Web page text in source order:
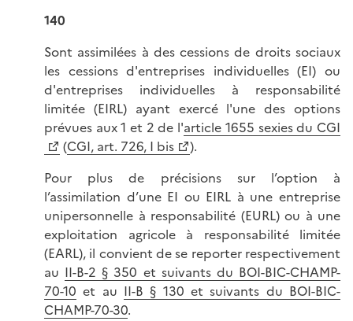
140
Sont assimilées à des cessions de droits sociaux
les cessions d'entreprises individuelles (EI) ou
d'entreprises individuelles à responsabilité
limitée (EIRL) ayant exercé l'une des options
prévues aux 1 et 2 de l'article 1655 sexies du CGI
(CGI, art. 726, I bis
).
Pour plus de précisions sur l’option à
l’assimilation d’une EI ou EIRL à une entreprise
unipersonnelle à responsabilité (EURL) ou à une
exploitation agricole à responsabilité limitée
(EARL), il convient de se reporter respectivement
au II-B-2 § 350 et suivants du BOI-BIC-CHAMP-
70-10 et au II-B § 130 et suivants du BOI-BIC-
CHAMP-70-30.